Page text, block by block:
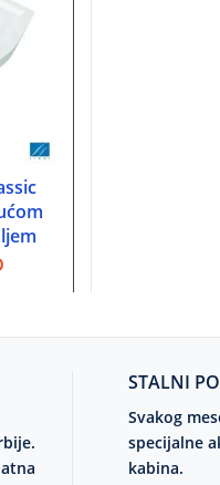
STALNI
Svakog
specijalne
kabina.